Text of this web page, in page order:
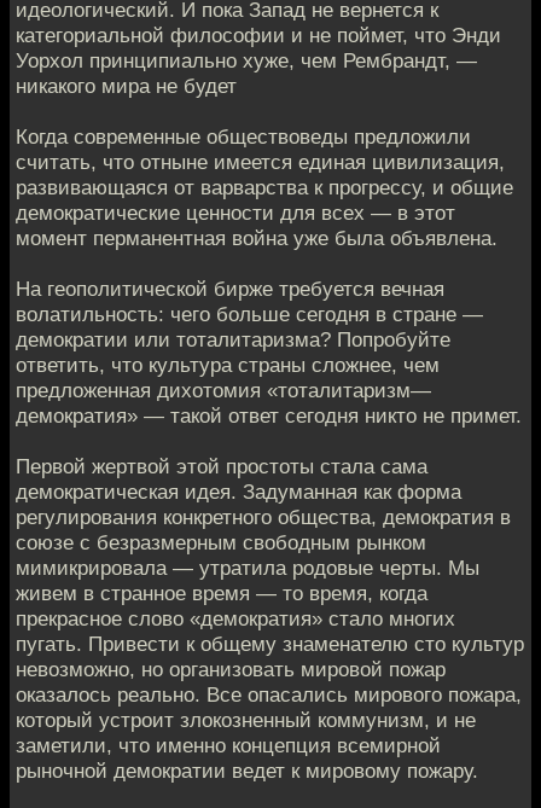
идеологический. И пока Запад не вернется к
категориальной философии и не поймет, что Энди
Уорхол принципиально хуже, чем Рембрандт, —
никакого мира не будет
Когда современные обществоведы предложили
считать, что отныне имеется единая цивилизация,
развивающаяся от варварства к прогрессу, и общие
демократические ценности для всех — в этот
момент перманентная война уже была объявлена.
На геополитической бирже требуется вечная
волатильность: чего больше сегодня в стране —
демократии или тоталитаризма? Попробуйте
ответить, что культура страны сложнее, чем
предложенная дихотомия «тоталитаризм—
демократия» — такой ответ сегодня никто не примет.
Первой жертвой этой простоты стала сама
демократическая идея. Задуманная как форма
регулирования конкретного общества, демократия в
союзе с безразмерным свободным рынком
мимикрировала — утратила родовые черты. Мы
живем в странное время — то время, когда
прекрасное слово «демократия» стало многих
пугать. Привести к общему знаменателю сто культур
невозможно, но организовать мировой пожар
оказалось реально. Все опасались мирового пожара,
который устроит злокозненный коммунизм, и не
заметили, что именно концепция всемирной
рыночной демократии ведет к мировому пожару.